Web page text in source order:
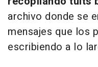
archivo donde se
mensajes que los
escribiendo a lo